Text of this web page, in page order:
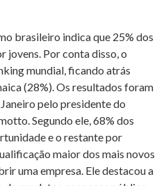
brasileiro indica que 25% dos
jovens. Por conta disso, o
mundial, ficando atrás
(28%). Os resultados foram
pelo presidente do
Segundo ele, 68% dos
e o restante por
maior dos mais novos
uma empresa. Ele destacou a